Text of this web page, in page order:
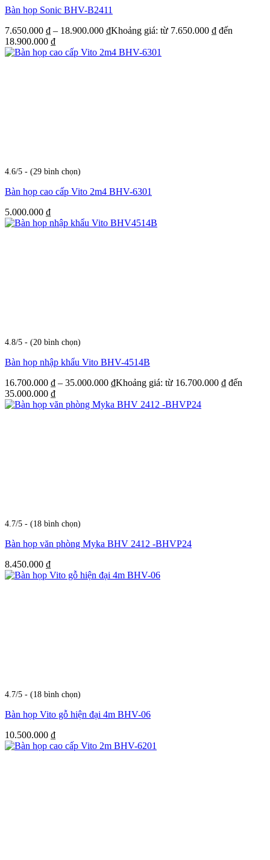
Bàn họp Sonic BHV-B2411
7.650.000 ₫ – 18.900.000 ₫Khoảng giá: từ 7.650.000 ₫ đến
18.900.000 ₫
4.6/5 - (29 bình chọn)
Bàn họp cao cấp Vito 2m4 BHV-6301
5.000.000 ₫
4.8/5 - (20 bình chọn)
Bàn họp nhập khẩu Vito BHV-4514B
16.700.000 ₫ – 35.000.000 ₫Khoảng giá: từ 16.700.000 ₫ đến
35.000.000 ₫
4.7/5 - (18 bình chọn)
Bàn họp văn phòng Myka BHV 2412 -BHVP24
8.450.000 ₫
4.7/5 - (18 bình chọn)
Bàn họp Vito gỗ hiện đại 4m BHV-06
10.500.000 ₫